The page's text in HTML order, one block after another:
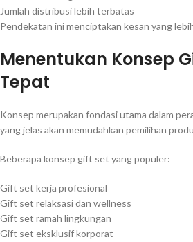
Jumlah distribusi lebih terbatas
Pendekatan ini menciptakan kesan yang
Menentukan Konsep
Tepat
Konsep merupakan fondasi utama dalam
yang jelas akan memudahkan pemilihan
Beberapa konsep gift set yang populer:
Gift set kerja profesional
Gift set relaksasi dan wellness
Gift set ramah lingkungan
Gift set eksklusif korporat